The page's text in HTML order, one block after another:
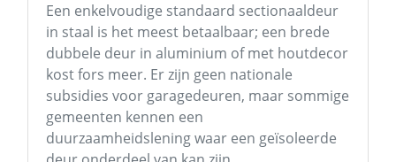
Een enkelvoudige standaard sectionaaldeur
in staal is het meest betaalbaar; een brede
dubbele deur in aluminium of met houtdecor
kost fors meer. Er zijn geen nationale
subsidies voor garagedeuren, maar sommige
gemeenten kennen een
duurzaamheidslening waar een geïsoleerde